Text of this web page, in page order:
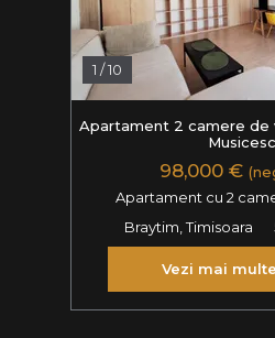
1 /10
Apartament 2 camere de
98,000 €
Apartament cu 2
Braytim, Timisoara
Vezi mai